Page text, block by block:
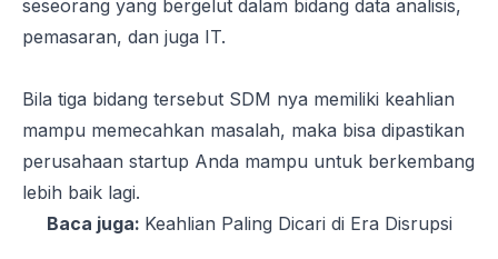
seseorang yang bergelut dalam bidang data analisis,
pemasaran, dan juga IT.
Bila tiga bidang tersebut SDM nya memiliki keahlian
mampu memecahkan masalah, maka bisa dipastikan
perusahaan startup Anda mampu untuk berkembang
lebih baik lagi.
Baca juga: Keahlian Paling Dicari di Era Disrupsi